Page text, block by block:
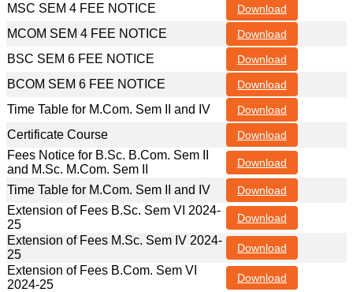
MSC SEM 4 FEE NOTICE Download
MCOM SEM 4 FEE NOTICE Download
BSC SEM 6 FEE NOTICE Download
BCOM SEM 6 FEE NOTICE Download
Time Table for M.Com. Sem II and IV Download
Certificate Course Download
Fees Notice for B.Sc. B.Com. Sem II
and M.Sc. M.Com. Sem II
Download
Time Table for M.Com. Sem II and IV Download
Extension of Fees B.Sc. Sem VI 2024-
25
Download
Extension of Fees M.Sc. Sem IV 2024-
25
Download
Extension of Fees B.Com. Sem VI
2024-25
Download